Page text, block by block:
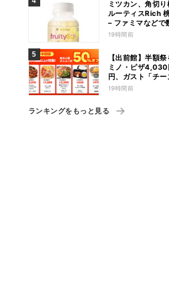
ミツカン、角切
ルーティスRich
– ファミマなどで
19時間前
【出前館】半額
ミノ・ピザ
円、ガスト「チー
ーグ」1,090円
19時間前
ランキングをもっと見る